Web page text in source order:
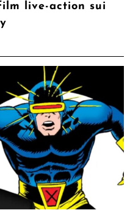
live-action sui